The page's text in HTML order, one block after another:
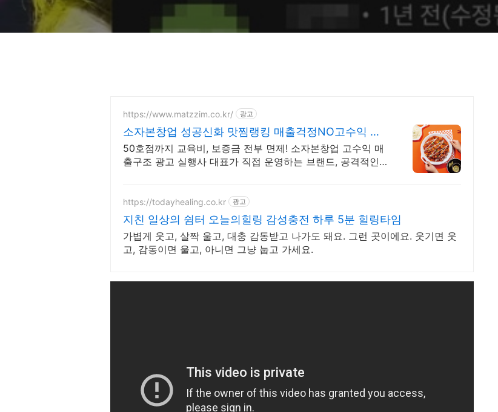
https://www.matzzim.co.kr/ 광고
소자본창업 성공신화 맛찜랭킹 매출걱정NO고수익 소
자본창업
50호점까지 교육비, 보증금 전부 면제! 소자본창업 고수익 매
출구조 광고 실행사 대표가 직접 운영하는 브랜드, 공격적인
https://todayhealing.co.kr 광고
지친 일상의 쉼터 오늘의힐링 감성충전 하루 5분 힐링타임
가볍게 웃고, 살짝 울고, 대충 감동받고 나가도 돼요. 그런 곳이에요. 웃기면 웃
고, 감동이면 울고, 아니면 그냥 눕고 가세요.